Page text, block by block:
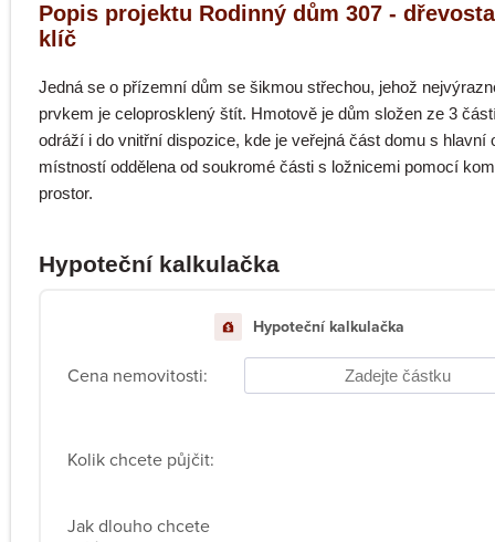
Popis projektu Rodinný dům 307 -
klíč
Jedná se o přízemní dům se šikmou střechou, jehož
prvkem je celoprosklený štít. Hmotově je dům složen ze 3
odráží i do vnitřní dispozice, kde je veřejná část domu s hlavní
místností oddělena od soukromé části s ložnicemi pomocí
prostor.
Hypoteční kalkulačka